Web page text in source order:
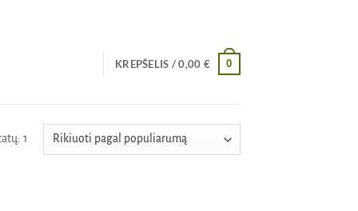
KREPŠELIS /0,00 € 0
1